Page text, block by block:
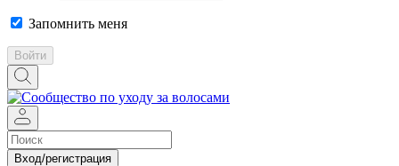
Запомнить меня
Войти
Вход/регистрация